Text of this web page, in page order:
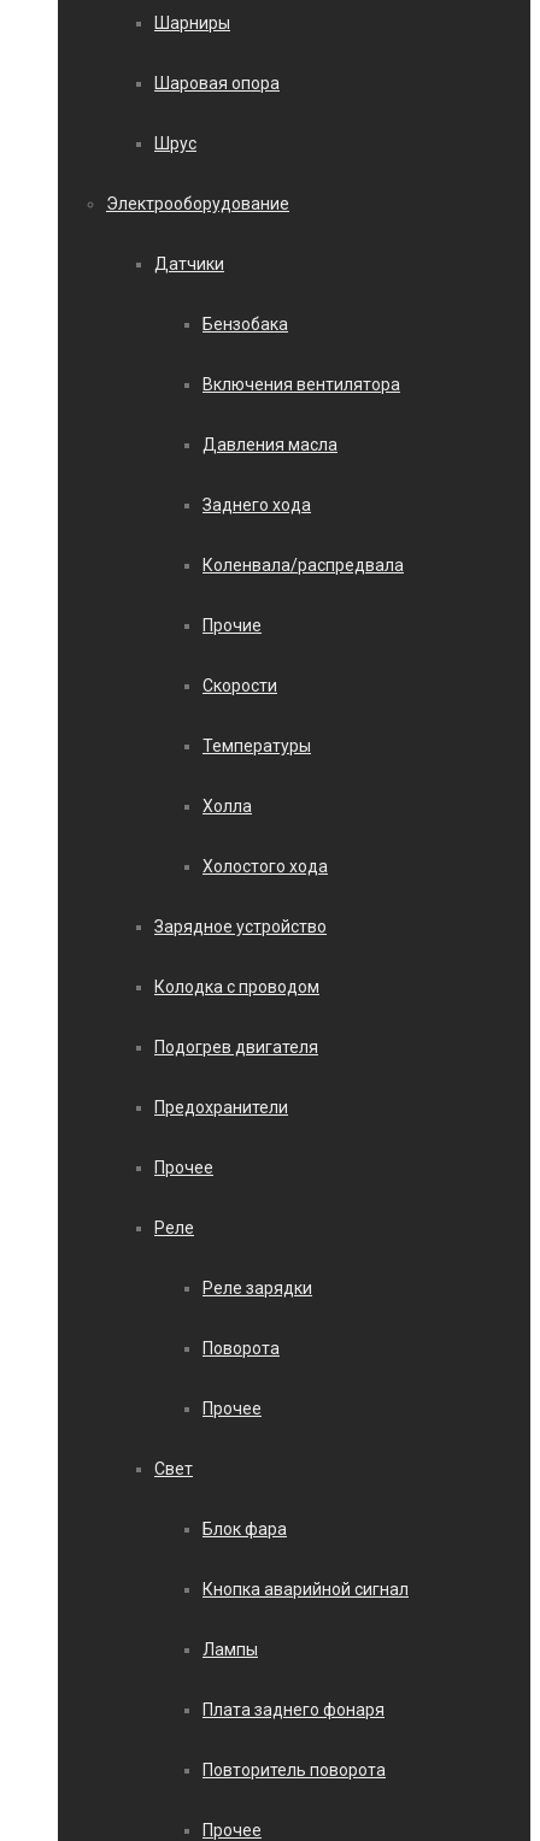
Шарниры
Шаровая опора
Шрус
Электрооборудование
Датчики
Бензобака
Включения вентилятора
Давления масла
Заднего хода
Коленвала/распредвала
Прочие
Скорости
Температуры
Холла
Холостого хода
Зарядное устройство
Колодка с проводом
Подогрев двигателя
Предохранители
Прочее
Реле
Реле зарядки
Поворота
Прочее
Свет
Блок фара
Кнопка аварийной сигнал
Лампы
Плата заднего фонаря
Повторитель поворота
Прочее